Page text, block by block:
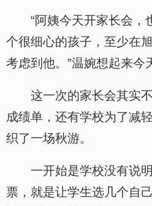
“阿姨今天开家长会，
个很细心的孩子，至少在
考虑到他。”温婉想起来今
这一次的家长会其实
成绩单，还有学校为了减
织了一场秋游。
一开始是学校没有说
票，就是让学生选几个自